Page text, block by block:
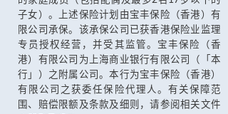
子女）。上述保险计划由宝丰保险（香港）有
限公司承保。该承保公司已获香港保险业监理
专员授权经营，并受其监管。宝丰保险（香
港）有限公司为上海商业银行有限公司（「本
行」）之附属公司。本行为宝丰保险（香港）
有限公司之获委任保险代理人。有关保障范
围、赔偿限额及条款及细则，请参阅相关文件